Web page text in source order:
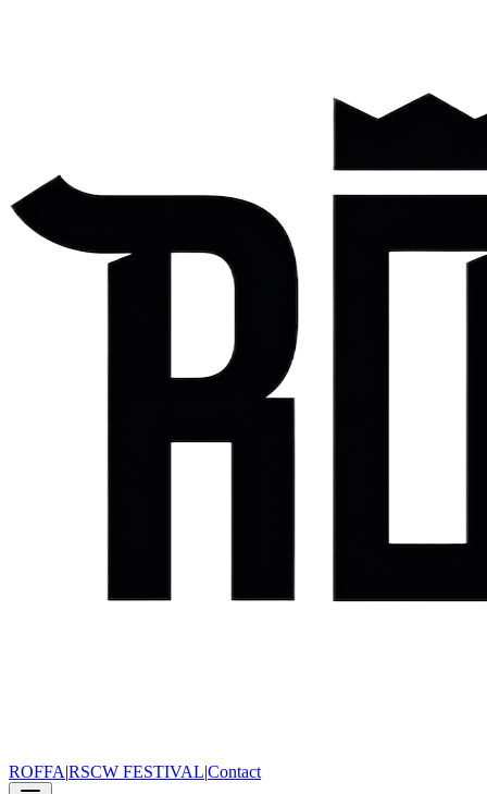
ROFFA|RSCW FESTIVAL|Contact